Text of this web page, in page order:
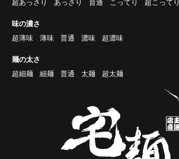
超あっさり
あっさり 普通 こってり 超こってり
味の濃さ
超薄味
薄味 普通 濃味 超濃味
麺の太さ
超細麺
細麺 普通 太麺 超太麺